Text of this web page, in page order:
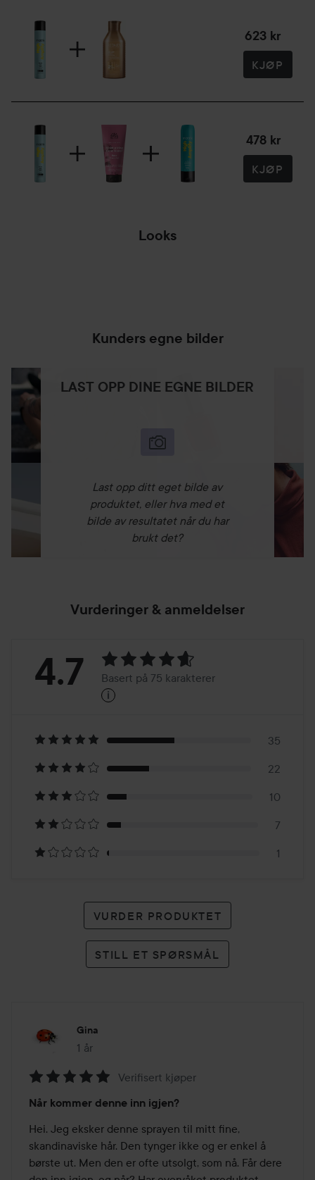
623 kr
KJØP
478 kr
KJØP
Looks
Kunders egne bilder
LAST OPP DINE EGNE BILDER
Last opp ditt eget bilde av
produktet, eller hva med et
bilde av resultatet når du har
brukt det?
Vurderinger & anmeldelser
Vurdering:
Basert
på
75
karakterer
4.7 Basert på 75 karakterer
i
35
22
10
7
1
VURDER PRODUKTET
STILL ET SPØRSMÅL
Gina
1 år
Innlegget ble opprettet 1 år
5
av
5
Verifisert kjøper
Når kommer denne inn igjen?
Hei. Jeg eksker denne sprayen til mitt fine,
skandinaviske hår. Den tynger ikke og er enkel å
børste ut. Men den er ofte utsolgt, som nå. Får dere